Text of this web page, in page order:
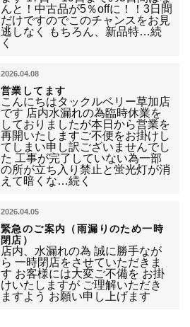
んと！中古品が5％offに！！3日間
だけですのでこのチャンスをお見
逃しなく もちろん、新品特…続
く
2026.04.08
営業してます
こんにちはタックルベリー草加店
です 店内水漏れの為臨時休業を
しておりましたが本日から営業を
再開いたしますご不便をお掛けし
てしまい申し訳ございませんでし
た 工事が完了していない為一部
の所が立ち入り禁止と蛍光灯が消
えて暗くな…続く
2026.04.05
緊急のご案内（雨漏りのため一時
閉店）
店内、水漏れの為 誠に勝手なが
ら 一時閉店をさせていただきま
す お客様には大変ご不備を お掛
けいたしますが ご理解いただき
ますよう お願い申し上げます